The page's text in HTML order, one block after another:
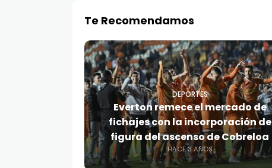
Te Recomendamos
DEPORTES
Everton remece el mercado de
fichajes con la incorporación de
figura del ascenso de Cobreloa
HACE 3 AÑOS